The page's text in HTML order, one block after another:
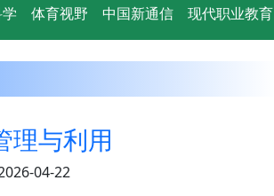
体育视野 中国新通信 现代职业教育
理与利用
04-22